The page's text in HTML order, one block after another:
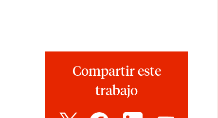
Compartir este
trabajo